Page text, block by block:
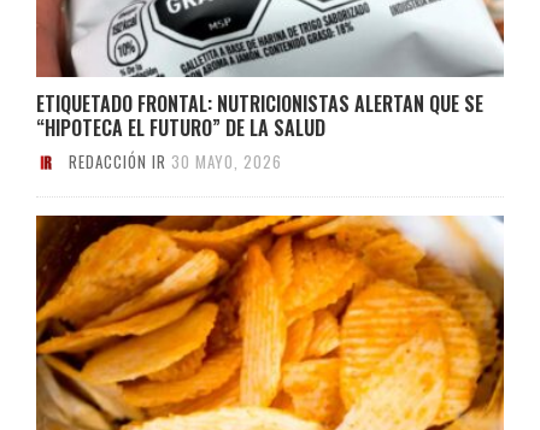
ETIQUETADO FRONTAL: NUTRICIONISTAS ALERTAN QUE SE
“HIPOTECA EL FUTURO” DE LA SALUD
REDACCIÓN IR 30 MAYO, 2026